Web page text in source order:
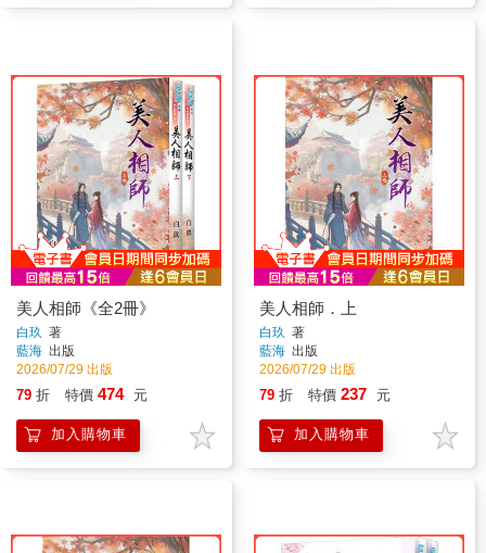
美人相師《全2冊》
白玖 著
藍海 出版
2026/07/29 出版
79 折 特價 474 元
加入購物車
美人相師．上
白玖 著
藍海 出版
2026/07/29 出版
79 折 特價 237 元
加入購物車